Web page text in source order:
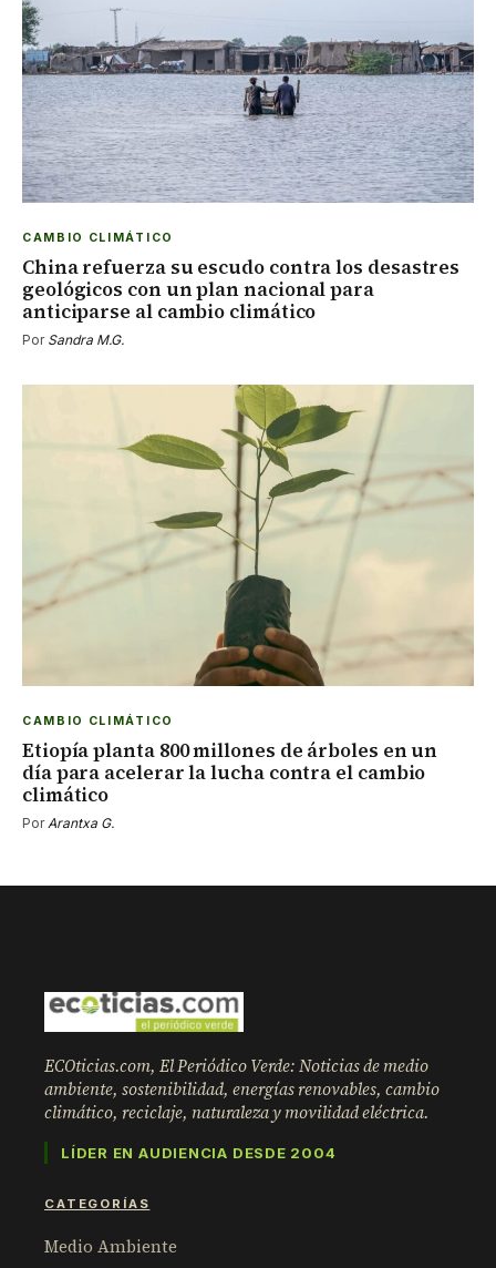
CAMBIO CLIMÁTICO
China refuerza su escudo contra los desastres
geológicos con un plan nacional para
anticiparse al cambio climático
Por Sandra M.G.
CAMBIO CLIMÁTICO
Etiopía planta 800 millones de árboles en un
día para acelerar la lucha contra el cambio
climático
PorArantxa G.
ECOticias.com, El Periódico Verde: Noticias de medio
ambiente, sostenibilidad, energías renovables, cambio
climático, reciclaje, naturaleza y movilidad eléctrica.
LÍDER EN AUDIENCIA DESDE 2004
CATEGORÍAS
Medio Ambiente